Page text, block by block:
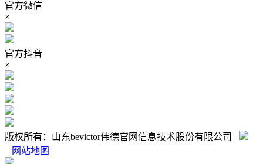
官方微信
×
官方抖音
×
版权所有：山东bevictor伟德官网信息技术股份有限公司
网站地图